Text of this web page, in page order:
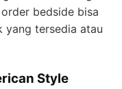
bedside bisa
yang tersedia atau
Style